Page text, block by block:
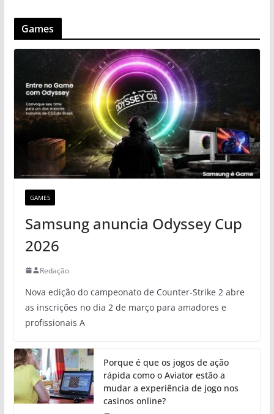
Games
GAMES
Samsung anuncia Odyssey Cup
2026
Redação
Nova edição do campeonato de Counter-Strike 2 abre
as inscrições no dia 2 de março para amadores e
profissionais A
Porque é que os jogos de ação
rápida como o Aviator estão a
mudar a experiência de jogo nos
casinos online?